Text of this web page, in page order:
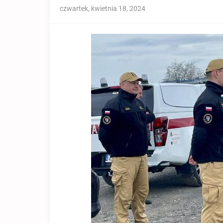
czwartek, kwietnia 18, 2024